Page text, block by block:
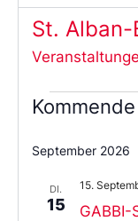
St.
Kommende
Sie
das
aus.
September 2026
DI.
15 GABBI-
15.